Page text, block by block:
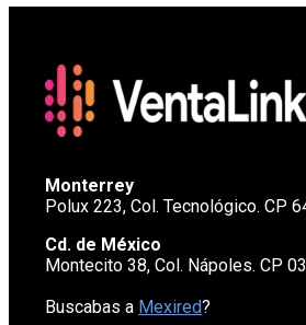
Monterrey
Polux 223, Col. Tecnológico. CP
Cd. de México
Montecito 38, Col. Nápoles. CP
Buscabas a Mexired?